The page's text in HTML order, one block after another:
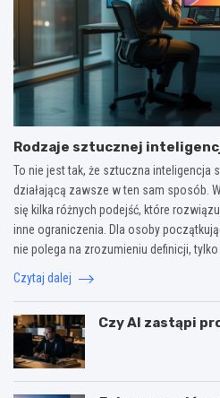
Rodzaje sztucznej
To nie jest tak, że sztuczna inteligencja
działającą zawsze w ten sam sposób.
się kilka różnych podejść, które
inne ograniczenia. Dla osoby
nie polega na zrozumieniu definicji, tylko
Czytaj dalej
Czy AI zastąpi